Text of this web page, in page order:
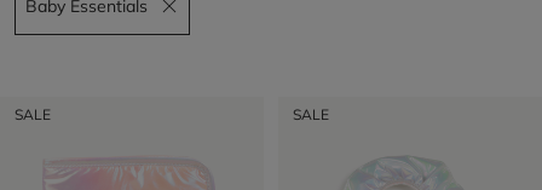
Baby Essentials
Remove filter Baby Essentials
SALE SALE